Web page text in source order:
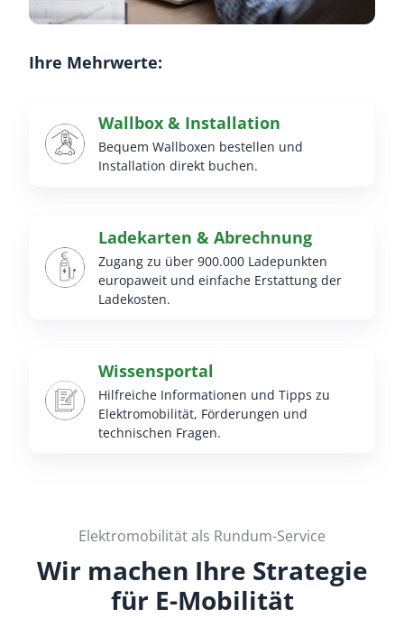
Ihre Mehrwerte:
Wallbox & Installation
Bequem Wallboxen bestellen und
Installation direkt buchen.
Ladekarten & Abrechnung
Zugang zu über 900.000 Ladepunkten
europaweit und einfache Erstattung der
Ladekosten.
Wissensportal
Hilfreiche Informationen und Tipps zu
Elektromobilität, Förderungen und
technischen Fragen.
Elektromobilität als Rundum-Service
Wir machen Ihre Strategie
für E-Mobilität